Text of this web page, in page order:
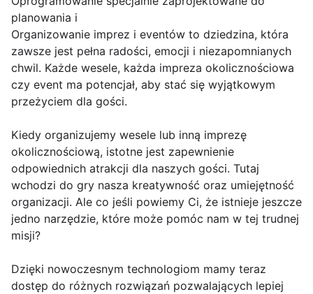
planowania i
Organizowanie imprez i eventów to dziedzina, która
zawsze jest pełna radości, emocji i niezapomnianych
chwil. Każde wesele, każda impreza okolicznościowa
czy event ma potencjał, aby stać się wyjątkowym
przeżyciem dla gości.
Kiedy organizujemy wesele lub inną imprezę
okolicznościową, istotne jest zapewnienie
odpowiednich atrakcji dla naszych gości. Tutaj
wchodzi do gry nasza kreatywność oraz umiejętność
organizacji. Ale co jeśli powiemy Ci, że istnieje jeszcze
jedno narzędzie, które może pomóc nam w tej trudnej
misji?
Dzięki nowoczesnym technologiom mamy teraz
dostęp do różnych rozwiązań pozwalających lepiej